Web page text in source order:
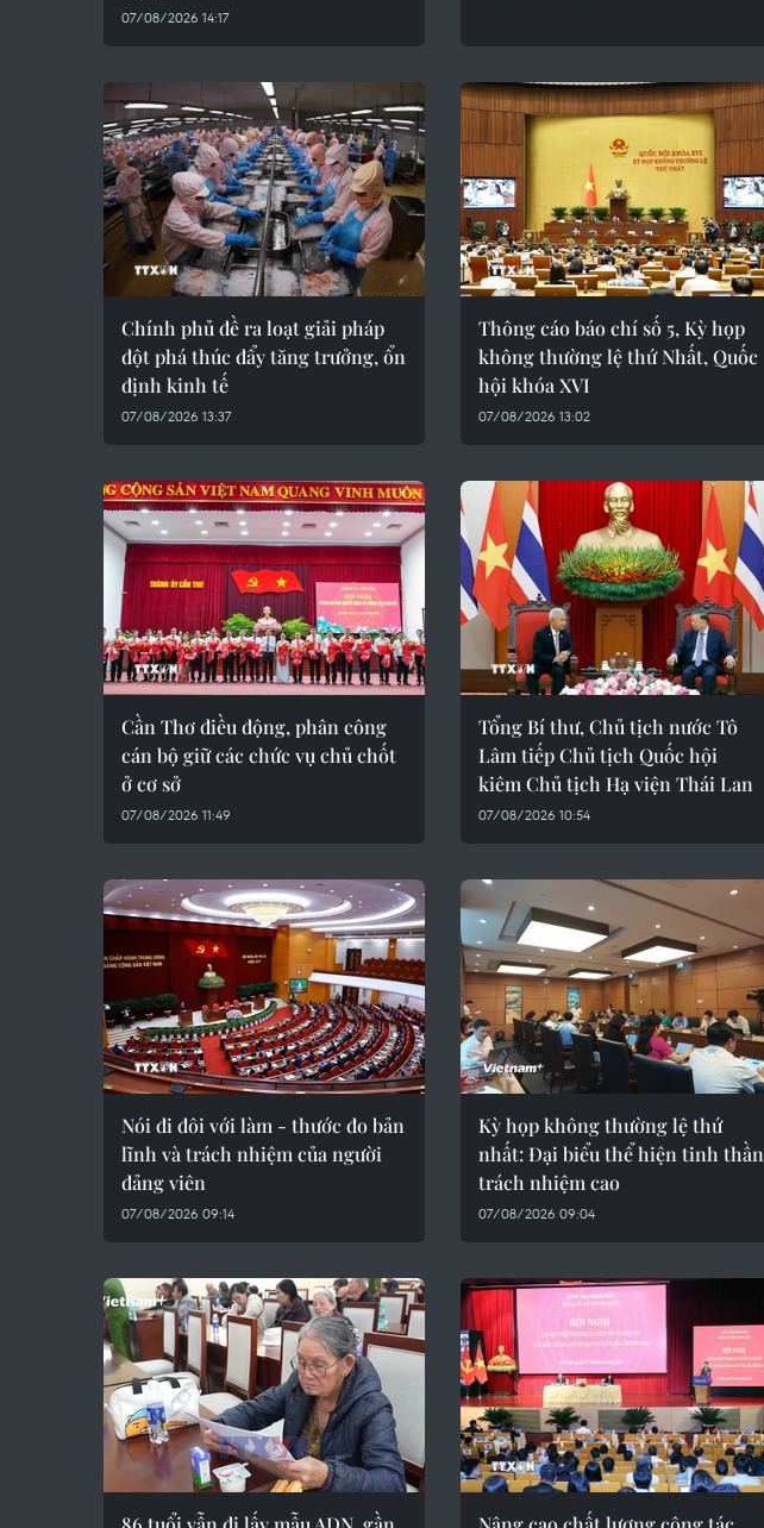
07/08/2026 14:17
Chính phủ đề ra loạt giải pháp
đột phá thúc đẩy tăng trưởng, ổn
định kinh tế
07/08/2026 13:37
Thông cáo báo chí số 5, Kỳ họp
không thường lệ thứ Nhất, Quốc
hội khóa XVI
07/08/2026 13:02
Cần Thơ điều động, phân công
cán bộ giữ các chức vụ chủ chốt
ở cơ sở
07/08/2026 11:49
Tổng Bí thư, Chủ tịch nước Tô
Lâm tiếp Chủ tịch Quốc hội
kiêm Chủ tịch Hạ viện Thái Lan
07/08/2026 10:54
Nói đi đôi với làm - thước đo bản
lĩnh và trách nhiệm của người
đảng viên
07/08/2026 09:14
Kỳ họp không thường lệ thứ
nhất: Đại biểu thể hiện tinh thần
trách nhiệm cao
07/08/2026 09:04